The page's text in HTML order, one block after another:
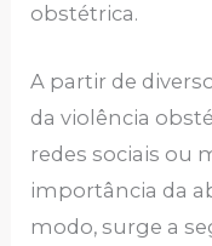
obstétrica.
A partir de
da violência
redes sociais ou
importância da
modo, surge a